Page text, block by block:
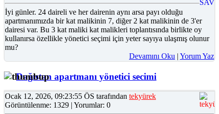
İyi günler. 24 daireli ve her dairenin aynı arsa payı olduğu
apartmanımızda bir kat malikinin 7, diğer 2 kat malikinin de 3'er
dairesi var. Bu 3 kat maliki kat malikleri toplantısında birlikte oy
kullanırsa özellikle yönetici seçimi için yeter sayıya ulaşmış olunur
mu?
Devamını Oku | Yorum Yaz
Dağıstan apartmanı yönetici secimi
Ocak 12, 2026, 09:23:55 ÖS tarafından tekyürek
Görüntülenme: 1329 | Yorumlar: 0